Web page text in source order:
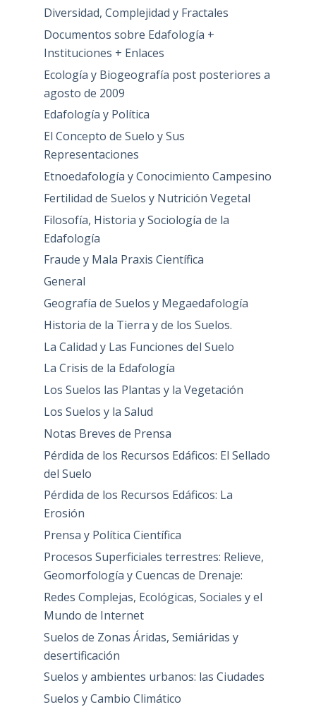
Diversidad, Complejidad y Fractales
Documentos sobre Edafología +
Instituciones + Enlaces
Ecología y Biogeografía post posteriores a
agosto de 2009
Edafología y Política
El Concepto de Suelo y Sus
Representaciones
Etnoedafología y Conocimiento Campesino
Fertilidad de Suelos y Nutrición Vegetal
Filosofía, Historia y Sociología de la
Edafología
Fraude y Mala Praxis Científica
General
Geografía de Suelos y Megaedafología
Historia de la Tierra y de los Suelos.
La Calidad y Las Funciones del Suelo
La Crisis de la Edafología
Los Suelos las Plantas y la Vegetación
Los Suelos y la Salud
Notas Breves de Prensa
Pérdida de los Recursos Edáficos: El Sellado
del Suelo
Pérdida de los Recursos Edáficos: La
Erosión
Prensa y Política Científica
Procesos Superficiales terrestres: Relieve,
Geomorfología y Cuencas de Drenaje:
Redes Complejas, Ecológicas, Sociales y el
Mundo de Internet
Suelos de Zonas Áridas, Semiáridas y
desertificación
Suelos y ambientes urbanos: las Ciudades
Suelos y Cambio Climático